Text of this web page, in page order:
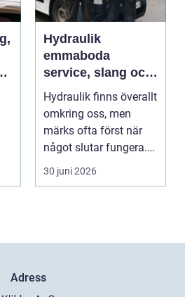
Hydraulik
emmaboda
service, slang och
smarta lösningar
nära till hands
Hydraulik finns överallt
omkring oss, men
märks ofta först när
något slutar fungera.
Maskiner stanna...
30 juni 2026
Adress